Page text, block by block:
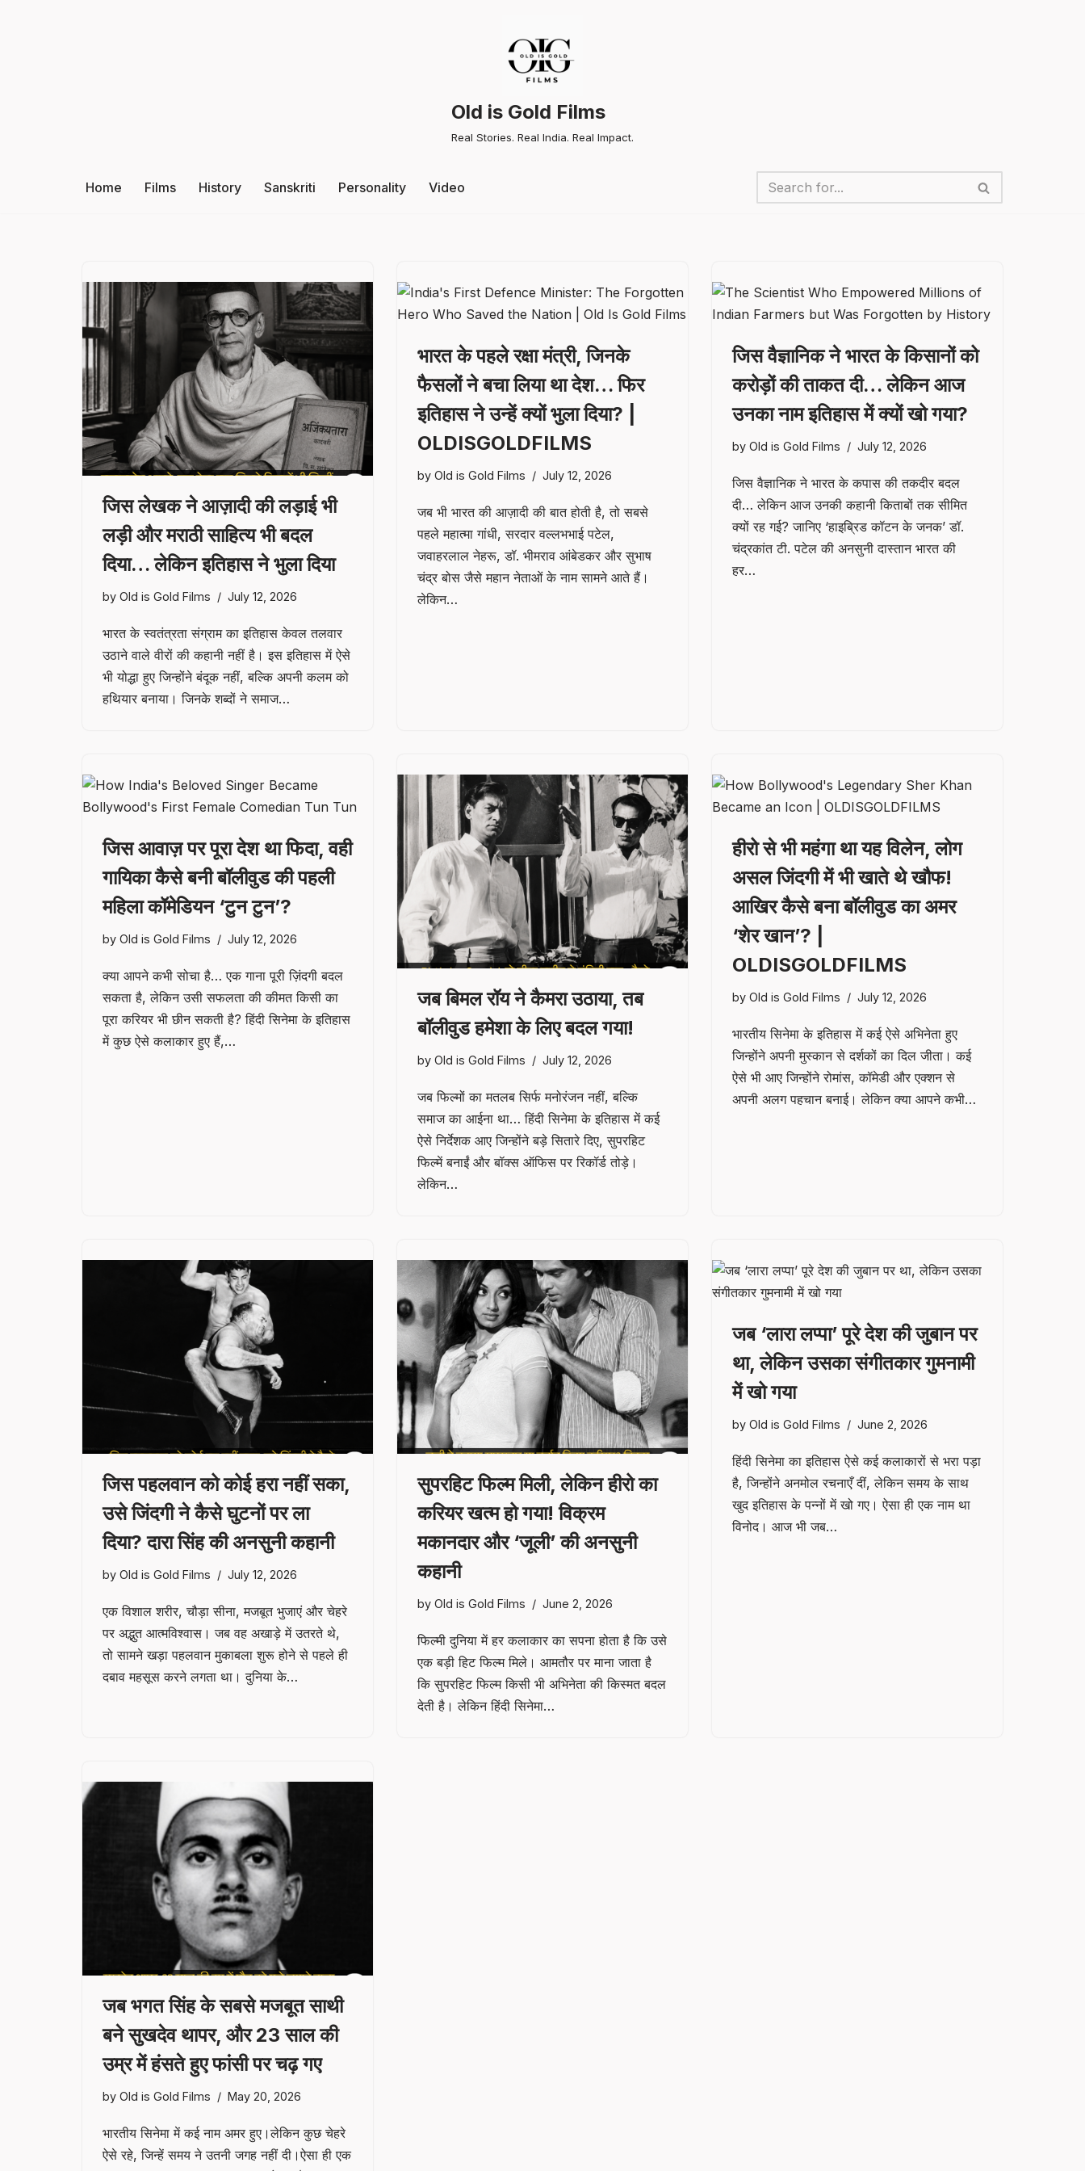
Old is Gold Films
Real Stories. Real India. Real Impact.
Home Films History Sanskriti Personality Video
जिस लेखक ने आज़ादी की लड़ाई भी
लड़ी और मराठी साहित्य भी बदल
दिया… लेकिन इतिहास ने भुला दिया
by Old is Gold Films July 12, 2026
भारत के स्वतंत्रता संग्राम का इतिहास केवल तलवार
उठाने वाले वीरों की कहानी नहीं है। इस इतिहास में ऐसे
भी योद्धा हुए जिन्होंने बंदूक नहीं, बल्कि अपनी कलम को
हथियार बनाया। जिनके शब्दों ने समाज…
भारत के पहले रक्षा मंत्री, जिनके
फैसलों ने बचा लिया था देश… फिर
इतिहास ने उन्हें क्यों भुला दिया? |
OLDISGOLDFILMS
by Old is Gold Films July 12, 2026
जब भी भारत की आज़ादी की बात होती है, तो सबसे
पहले महात्मा गांधी, सरदार वल्लभभाई पटेल,
जवाहरलाल नेहरू, डॉ. भीमराव आंबेडकर और सुभाष
चंद्र बोस जैसे महान नेताओं के नाम सामने आते हैं।
लेकिन…
जिस वैज्ञानिक ने भारत के किसानों को
करोड़ों की ताकत दी… लेकिन आज
उनका नाम इतिहास में क्यों खो गया?
by Old is Gold Films July 12, 2026
जिस वैज्ञानिक ने भारत के कपास की तकदीर बदल
दी… लेकिन आज उनकी कहानी किताबों तक सीमित
क्यों रह गई? जानिए ‘हाइब्रिड कॉटन के जनक’ डॉ.
चंद्रकांत टी. पटेल की अनसुनी दास्तान भारत की
हर…
जिस आवाज़ पर पूरा देश था फिदा, वही
गायिका कैसे बनी बॉलीवुड की पहली
महिला कॉमेडियन ‘टुन टुन’?
by Old is Gold Films July 12, 2026
क्या आपने कभी सोचा है… एक गाना पूरी ज़िंदगी बदल
सकता है, लेकिन उसी सफलता की कीमत किसी का
पूरा करियर भी छीन सकती है? हिंदी सिनेमा के इतिहास
में कुछ ऐसे कलाकार हुए हैं,…
जब बिमल रॉय ने कैमरा उठाया, तब
बॉलीवुड हमेशा के लिए बदल गया!
by Old is Gold Films July 12, 2026
जब फिल्मों का मतलब सिर्फ मनोरंजन नहीं, बल्कि
समाज का आईना था… हिंदी सिनेमा के इतिहास में कई
ऐसे निर्देशक आए जिन्होंने बड़े सितारे दिए, सुपरहिट
फिल्में बनाईं और बॉक्स ऑफिस पर रिकॉर्ड तोड़े।
लेकिन…
हीरो से भी महंगा था यह विलेन, लोग
असल जिंदगी में भी खाते थे खौफ!
आखिर कैसे बना बॉलीवुड का अमर
‘शेर खान’? |
OLDISGOLDFILMS
by Old is Gold Films July 12, 2026
भारतीय सिनेमा के इतिहास में कई ऐसे अभिनेता हुए
जिन्होंने अपनी मुस्कान से दर्शकों का दिल जीता। कई
ऐसे भी आए जिन्होंने रोमांस, कॉमेडी और एक्शन से
अपनी अलग पहचान बनाई। लेकिन क्या आपने कभी…
जिस पहलवान को कोई हरा नहीं सका,
उसे जिंदगी ने कैसे घुटनों पर ला
दिया? दारा सिंह की अनसुनी कहानी
by Old is Gold Films July 12, 2026
एक विशाल शरीर, चौड़ा सीना, मजबूत भुजाएं और चेहरे
पर अद्भुत आत्मविश्वास। जब वह अखाड़े में उतरते थे,
तो सामने खड़ा पहलवान मुकाबला शुरू होने से पहले ही
दबाव महसूस करने लगता था। दुनिया के…
सुपरहिट फिल्म मिली, लेकिन हीरो का
करियर खत्म हो गया! विक्रम
मकानदार और ‘जूली’ की अनसुनी
कहानी
by Old is Gold Films June 2, 2026
फिल्मी दुनिया में हर कलाकार का सपना होता है कि उसे
एक बड़ी हिट फिल्म मिले। आमतौर पर माना जाता है
कि सुपरहिट फिल्म किसी भी अभिनेता की किस्मत बदल
देती है। लेकिन हिंदी सिनेमा…
जब ‘लारा लप्पा’ पूरे देश की जुबान पर
था, लेकिन उसका संगीतकार गुमनामी
में खो गया
by Old is Gold Films June 2, 2026
हिंदी सिनेमा का इतिहास ऐसे कई कलाकारों से भरा पड़ा
है, जिन्होंने अनमोल रचनाएँ दीं, लेकिन समय के साथ
खुद इतिहास के पन्नों में खो गए। ऐसा ही एक नाम था
विनोद। आज भी जब…
जब भगत सिंह के सबसे मजबूत साथी
बने सुखदेव थापर, और 23 साल की
उम्र में हंसते हुए फांसी पर चढ़ गए
by Old is Gold Films May 20, 2026
भारतीय सिनेमा में कई नाम अमर हुए।लेकिन कुछ चेहरे
ऐसे रहे, जिन्हें समय ने उतनी जगह नहीं दी।ऐसा ही एक